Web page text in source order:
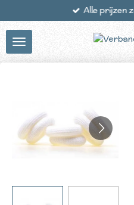
naar
de
hoofdinhoud
Alle prijzen